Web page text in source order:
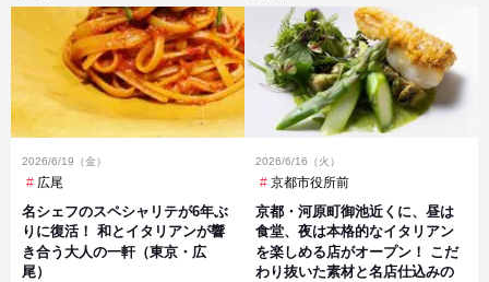
2026/6/19（金）
広尾
名シェフのスペシャリテが6年ぶ
りに復活！ 和とイタリアンが響
き合う大人の一軒（東京・広
尾）
2026/6/16（火）
京都市役所前
京都・河原町御池近くに、昼は
食堂、夜は本格的なイタリアン
を楽しめる店がオープン！ こだ
わり抜いた素材と名店仕込みの